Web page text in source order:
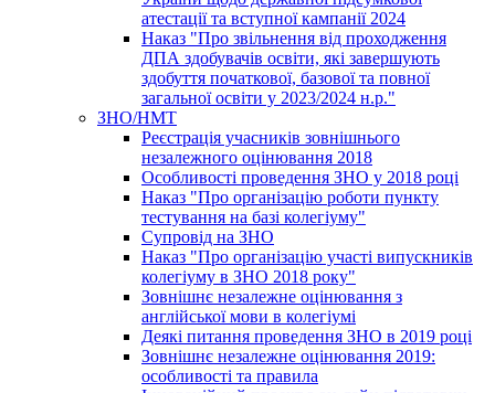
атестації та вступної кампанії 2024
Наказ "Про звільнення від проходження
ДПА здобувачів освіти, які завершують
здобуття початкової, базової та повної
загальної освіти у 2023/2024 н.р."
ЗНО/НМТ
Реєстрація учасників зовнішнього
незалежного оцінювання 2018
Особливості проведення ЗНО у 2018 році
Наказ "Про організацію роботи пункту
тестування на базі колегіуму"
Супровід на ЗНО
Наказ "Про організацію участі випускників
колегіуму в ЗНО 2018 року"
Зовнішнє незалежне оцінювання з
англійської мови в колегіумі
Деякі питання проведення ЗНО в 2019 році
Зовнішнє незалежне оцінювання 2019:
особливості та правила